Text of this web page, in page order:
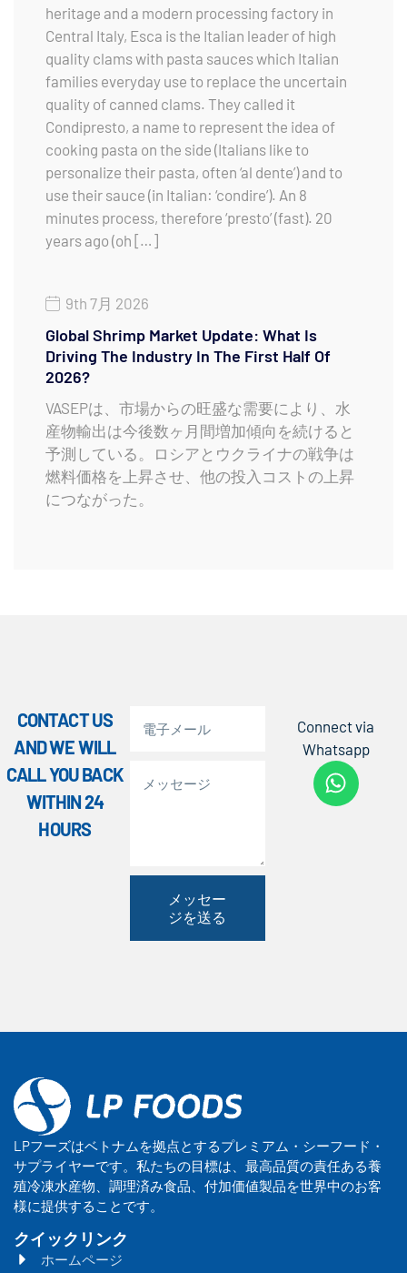
heritage and a modern processing factory in
Central Italy, Esca is the Italian leader of high
quality clams with pasta sauces which Italian
families everyday use to replace the uncertain
quality of canned clams. They called it
Condipresto, a name to represent the idea of
cooking pasta on the side (Italians like to
personalize their pasta, often ‘al dente’) and to
use their sauce (in Italian: ‘condire’). An 8
minutes process, therefore ‘presto’ (fast). 20
years ago (oh […]
9th 7月 2026
Global Shrimp Market Update: What Is
Driving The Industry In The First Half Of
2026?
VASEPは、市場からの旺盛な需要により、水
産物輸出は今後数ヶ月間増加傾向を続けると
予測している。ロシアとウクライナの戦争は
燃料価格を上昇させ、他の投入コストの上昇
につながった。
CONTACT US
AND WE WILL
CALL YOU BACK
WITHIN 24
HOURS
メッセー
ジを送る
Connect via
Whatsapp
LPフーズはベトナムを拠点とするプレミアム・シーフード・
サプライヤーです。私たちの目標は、最高品質の責任ある養
殖冷凍水産物、調理済み食品、付加価値製品を世界中のお客
様に提供することです。
クイックリンク
ホームページ